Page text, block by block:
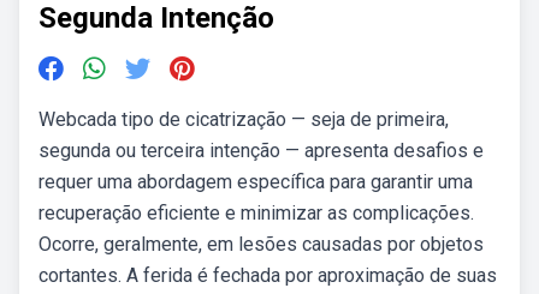
Segunda Intenção
Webcada tipo de cicatrização — seja de primeira,
segunda ou terceira intenção — apresenta desafios e
requer uma abordagem específica para garantir uma
recuperação eficiente e minimizar as complicações.
Ocorre, geralmente, em lesões causadas por objetos
cortantes. A ferida é fechada por aproximação de suas